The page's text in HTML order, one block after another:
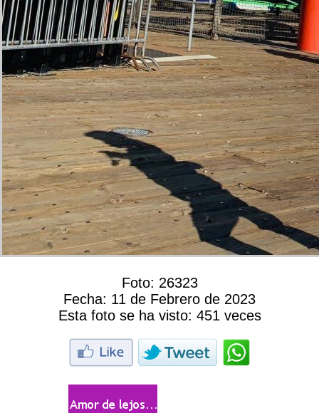
Foto: 26323
Fecha: 11 de Febrero de 2023
Esta foto se ha visto: 451 veces